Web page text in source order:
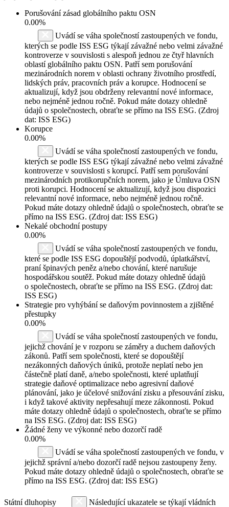
Porušování zásad globálního paktu OSN
0.00%
Uvádí se váha společností zastoupených ve fondu,
kterých se podle ISS ESG týkají závažné nebo velmi závažné
kontroverze v souvislosti s alespoň jednou ze čtyř hlavních
oblastí globálního paktu OSN. Patří sem porušování
mezinárodních norem v oblasti ochrany životního prostředí,
lidských práv, pracovních práv a korupce. Hodnocení se
aktualizují, když jsou obdrženy relevantní nové informace,
nebo nejméně jednou ročně. Pokud máte dotazy ohledně
údajů o společnostech, obraťte se přímo na ISS ESG. (Zdroj
dat: ISS ESG)
Korupce
0.00%
Uvádí se váha společností zastoupených ve fondu,
kterých se podle ISS ESG týkají závažné nebo velmi závažné
kontroverze v souvislosti s korupcí. Patří sem porušování
mezinárodních protikorupčních norem, jako je Úmluva OSN
proti korupci. Hodnocení se aktualizují, když jsou dispozici
relevantní nové informace, nebo nejméně jednou ročně.
Pokud máte dotazy ohledně údajů o společnostech, obraťte se
přímo na ISS ESG. (Zdroj dat: ISS ESG)
Nekalé obchodní postupy
0.00%
Uvádí se váha společností zastoupených ve fondu,
které se podle ISS ESG dopouštějí podvodů, úplatkářství,
praní špinavých peněz a/nebo chování, které narušuje
hospodářskou soutěž. Pokud máte dotazy ohledně údajů
o společnostech, obraťte se přímo na ISS ESG. (Zdroj dat:
ISS ESG)
Strategie pro vyhýbání se daňovým povinnostem a zjištěné
přestupky
0.00%
Uvádí se váha společností zastoupených ve fondu,
jejichž chování je v rozporu se záměry a duchem daňových
zákonů. Patří sem společnosti, které se dopouštějí
nezákonných daňových úniků, protože neplatí nebo jen
částečně platí daně, a/nebo společnosti, které uplatňují
strategie daňové optimalizace nebo agresivní daňové
plánování, jako je účelové snižování zisku a přesouvání zisku,
i když takové aktivity nepřesahují meze zákonnosti. Pokud
máte dotazy ohledně údajů o společnostech, obraťte se přímo
na ISS ESG. (Zdroj dat: ISS ESG)
Žádné ženy ve výkonné nebo dozorčí radě
0.00%
Uvádí se váha společností zastoupených ve fondu, v
jejichž správní a/nebo dozorčí radě nejsou zastoupeny ženy.
Pokud máte dotazy ohledně údajů o společnostech, obraťte se
přímo na ISS ESG. (Zdroj dat: ISS ESG)
Státní dluhopisy
Následující ukazatele se týkají vládních